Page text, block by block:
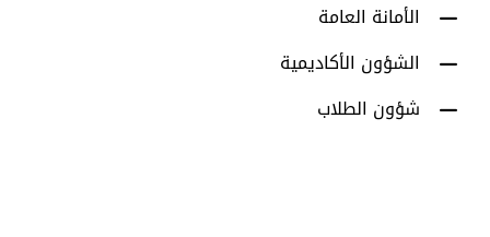
الأمانة العامة
الشؤون الأكاديمية
شؤون الطلاب